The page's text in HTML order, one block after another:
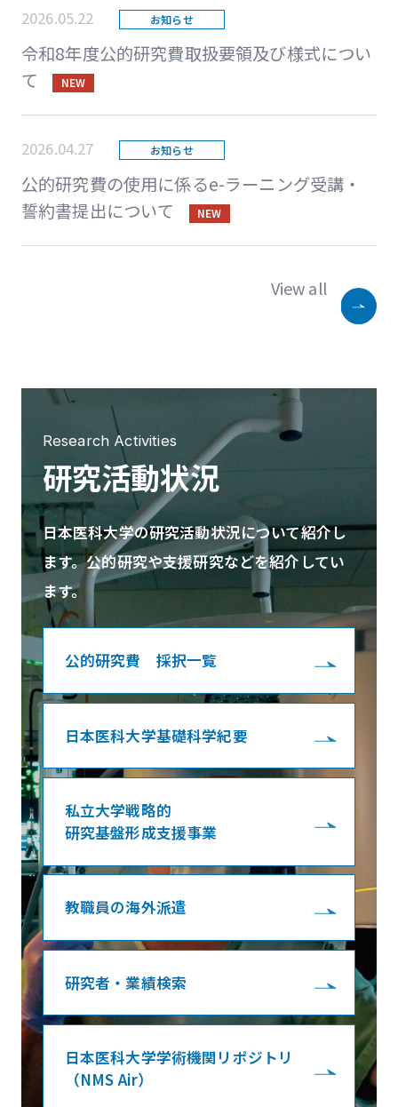
2026.05.22 お知らせ
令和8年度公的研究費取扱要領及び様式につい
て
NEW
2026.04.27 お知らせ
公的研究費の使用に係るe-ラーニング受講・
誓約書提出について
NEW
View all
Research Activities
研究活動状況
日本医科大学の研究活動状況について紹介し
ます。公的研究や支援研究などを紹介してい
ます。
公的研究費 採択一覧
日本医科大学基礎科学紀要
私立大学戦略的
研究基盤形成支援事業
教職員の海外派遣
研究者・業績検索
日本医科大学学術機関リポジトリ
（NMS Air）